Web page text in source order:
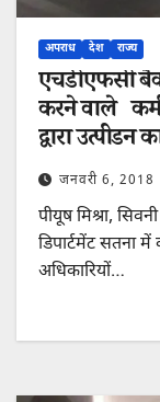
अपराध देश राज्य
एचडीएफसी
करने वाले
द्वारा उत्पीडन
जनवरी 6, 2018
पीयूष मिश्रा,
डिपार्टमेंट सतना
अधिकारियों…